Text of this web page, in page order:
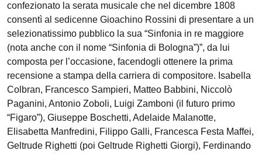
confezionato la serata musicale che nel dicembre 1808
consentì al sedicenne Gioachino Rossini di presentare a un
selezionatissimo pubblico la sua “Sinfonia in re maggiore
(nota anche con il nome “Sinfonia di Bologna”)”, da lui
composta per l’occasione, facendogli ottenere la prima
recensione a stampa della carriera di compositore. Isabella
Colbran, Francesco Sampieri, Matteo Babbini, Niccolò
Paganini, Antonio Zoboli, Luigi Zamboni (il futuro primo
“Figaro”), Giuseppe Boschetti, Adelaide Malanotte,
Elisabetta Manfredini, Filippo Galli, Francesca Festa Maffei,
Geltrude Righetti (poi Geltrude Righetti Giorgi), Ferdinando